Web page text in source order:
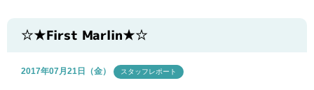
ブログ
☆★First Marlin★☆
2017年07月21日（金） スタッフレポート